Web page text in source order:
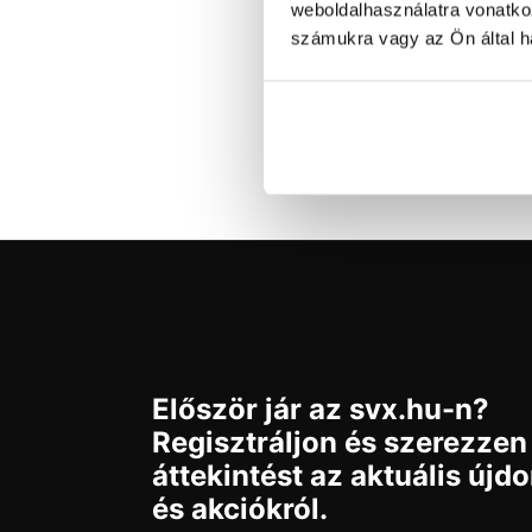
weboldalhasználatra
számukra vagy az Ön által
Először jár az svx.hu-n?
Regisztráljon és szerezzen
áttekintést az aktuális
és akciókról.